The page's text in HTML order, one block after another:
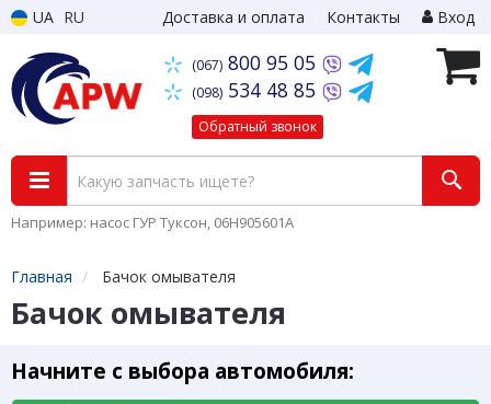
UA RU Доставка и оплата Контакты Вход
(067) 800 95 05
(098) 534 48 85
Обратный звонок
Например: насос ГУР Туксон, 06H905601A
Главная Бачок омывателя
Бачок омывателя
Начните с выбора автомобиля: